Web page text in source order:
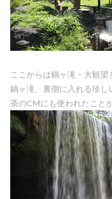
ここからは鍋ヶ滝・大観
鍋ヶ滝、裏側に入れる珍
茶のCMにも使われたこと